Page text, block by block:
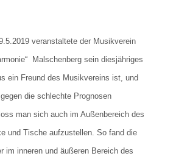
veranstaltete der Musikverein
Malschenberg sein diesjähriges
ein Freund des Musikvereins ist, und
die schlechte Prognosen
man sich auch im Außenbereich des
und Tische aufzustellen. So fand die
im inneren und äußeren Bereich des